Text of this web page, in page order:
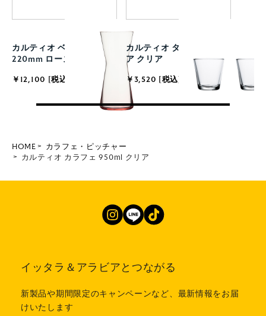
カルティオ ベース
220mm ローズ
￥12,100 [税込]
カルティオ タンブラー ペ
ア クリア
￥3,520 [税込]
HOME
カラフェ・ピッチャー
カルティオ カラフェ 950ml クリア
イッタラ＆アラビアとつながる
新製品や期間限定のキャンペーンなど、最新情報をお届
けいたします